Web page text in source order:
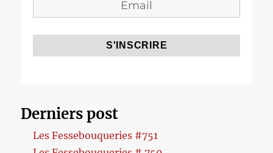
Derniers post
Les Fessebouqueries #751